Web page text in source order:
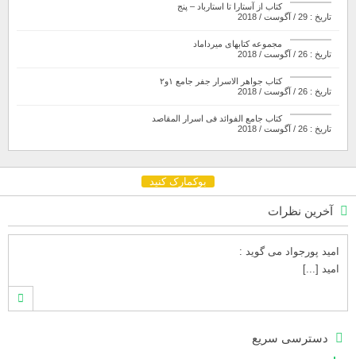
کتاب از آستارا تا استارباد – پنج
تاریخ : 29 / آگوست / 2018
مجموعه کتابهای میرداماد
تاریخ : 26 / آگوست / 2018
کتاب جواهر الاسرار جفر جامع ۱و۲
تاریخ : 26 / آگوست / 2018
کتاب جامع الفوائد فی اسرار المقاصد
تاریخ : 26 / آگوست / 2018
بوکمارک کنید
آخرین نظرات
امید پورجواد می گوید :
امید [...]
محمدشهنوازی می گوید :
دسترسی سریع